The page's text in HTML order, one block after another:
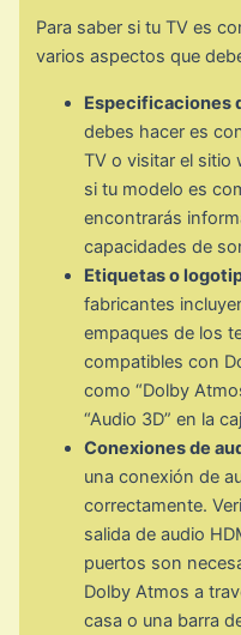
Para saber si tu TV es
varios aspectos que
Especificaciones
debes hacer es
TV o visitar el sitio
si tu modelo es
encontrarás
capacidades de
Etiquetas o
fabricantes
empaques de los
compatibles con
como “Dolby
“Audio 3D” en la
Conexiones de
una conexión de
correctamente.
salida de audio
puertos son
Dolby Atmos a
casa o una barra